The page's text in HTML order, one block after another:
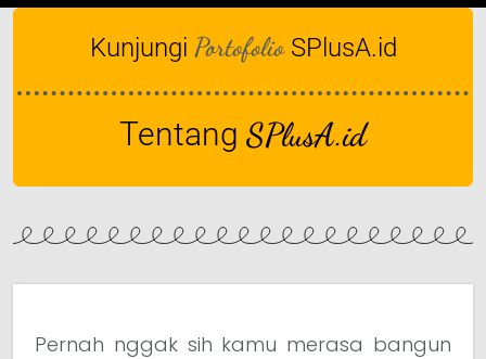
Kunjungi Portofolio SPlusA.id
Tentang SPlusA.id
Pernah nggak sih kamu merasa bangun